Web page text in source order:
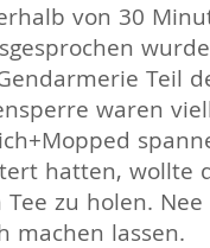
von 30
Teil
waren
hatten, wollte
Tee zu holen.
machen lassen.